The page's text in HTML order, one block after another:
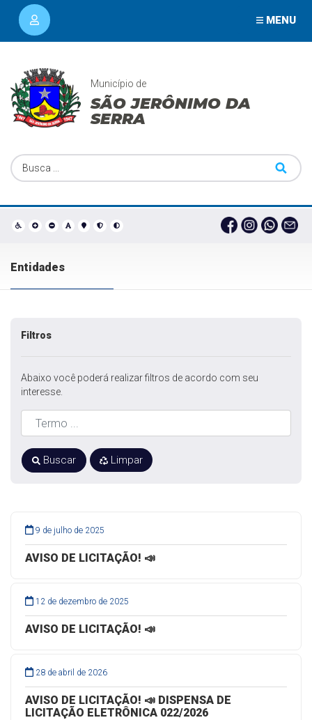
MENU
Município de
SÃO JERÔNIMO DA
SERRA
Entidades
Filtros
Abaixo você poderá realizar filtros de acordo com seu
interesse.
Buscar Limpar
9 de julho de 2025
AVISO DE LICITAÇÃO! 📣
12 de dezembro de 2025
AVISO DE LICITAÇÃO! 📣
28 de abril de 2026
AVISO DE LICITAÇÃO! 📣 DISPENSA DE
LICITAÇÃO ELETRÔNICA 022/2026